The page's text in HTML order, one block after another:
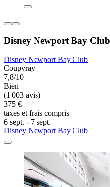
Disney Newport Bay Club
Disney Newport Bay Club
Coupvray
7,8/10
Bien
(1 003 avis)
375 €
taxes et frais compris
6 sept. - 7 sept.
Disney Newport Bay Club